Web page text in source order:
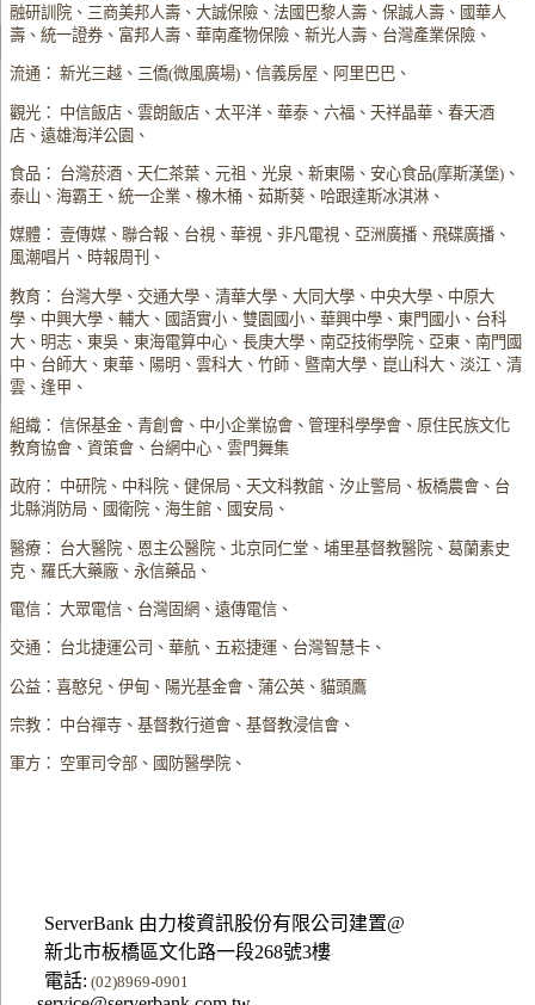
融研訓院、三商美邦人壽、大誠保險、法國巴黎人壽、保誠人壽、國華人
壽、統一證券、富邦人壽、華南產物保險、新光人壽、台灣產業保險、
流通： 新光三越、三僑(微風廣場)、信義房屋、阿里巴巴、
觀光： 中信飯店、雲朗飯店、太平洋、華泰、六福、天祥晶華、春天酒
店、遠雄海洋公園、
食品： 台灣菸酒、天仁茶葉、元祖、光泉、新東陽、安心食品(摩斯漢堡)、
泰山、海霸王、統一企業、橡木桶、茹斯葵、哈跟達斯冰淇淋、
媒體： 壹傳媒、聯合報、台視、華視、非凡電視、亞洲廣播、飛碟廣播、
風潮唱片、時報周刊、
教育： 台灣大學、交通大學、清華大學、大同大學、中央大學、中原大
學、中興大學、輔大、國語實小、雙園國小、華興中學、東門國小、台科
大、明志、東吳、東海電算中心、長庚大學、南亞技術學院、亞東、南門國
中、台師大、東華、陽明、雲科大、竹師、暨南大學、崑山科大、淡江、清
雲、逢甲、
組織： 信保基金、青創會、中小企業協會、管理科學學會、原住民族文化
教育協會、資策會、台網中心、雲門舞集
政府： 中研院、中科院、健保局、天文科教館、汐止警局、板橋農會、台
北縣消防局、國衛院、海生館、國安局、
醫療： 台大醫院、恩主公醫院、北京同仁堂、埔里基督教醫院、葛蘭素史
克、羅氏大藥廠、永信藥品、
電信： 大眾電信、台灣固網、遠傳電信、
交通： 台北捷運公司、華航、五崧捷運、台灣智慧卡、
公益：喜憨兒、伊甸、陽光基金會、蒲公英、貓頭鷹
宗教： 中台禪寺、基督教行道會、基督教浸信會、
軍方： 空軍司令部、國防醫學院、
ServerBank 由力梭資訊股份有限公司建置@
新北市板橋區文化路一段268號3樓
電話: (02)8969-0901